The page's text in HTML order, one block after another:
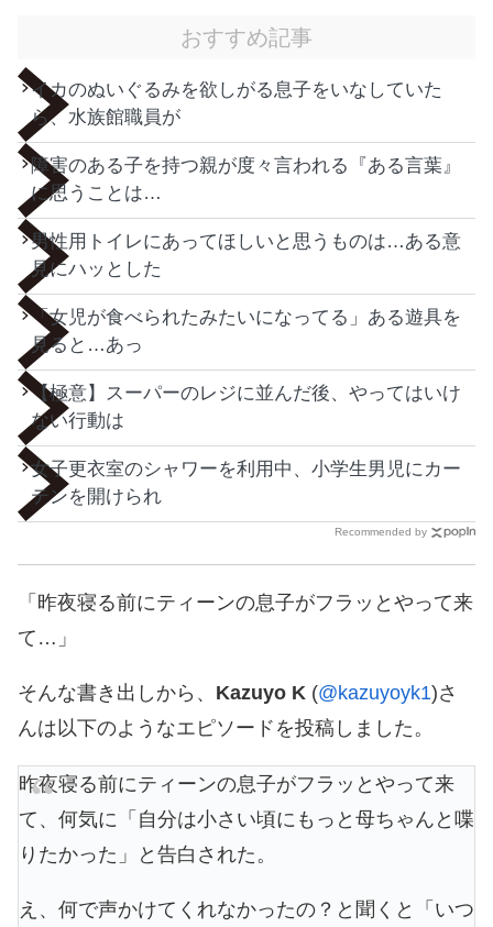
おすすめ記事
イカのぬいぐるみを欲しがる息子をいなしていた
ら、水族館職員が
障害のある子を持つ親が度々言われる『ある言葉』
に思うことは…
男性用トイレにあってほしいと思うものは…ある意
見にハッとした
「女児が食べられたみたいになってる」ある遊具を
見ると…あっ
【極意】スーパーのレジに並んだ後、やってはいけ
ない行動は
女子更衣室のシャワーを利用中、小学生男児にカー
テンを開けられ
Recommended by
「昨夜寝る前にティーンの息子がフラッとやって来
て…」
そんな書き出しから、 Kazuyo K (@kazuyoyk1)さ
んは以下のようなエピソードを投稿しました。
昨夜寝る前にティーンの息子がフラッとやって来
て、何気に「自分は小さい頃にもっと母ちゃんと喋
りたかった」と告白された。
え、何で声かけてくれなかったの？と聞くと「いつ